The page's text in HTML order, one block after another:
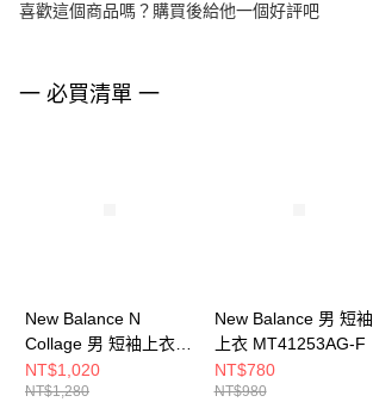
喜歡這個商品嗎？購買後給他一個好評吧
一 必買清單 一
New Balance N
Collage 男 短袖上衣
MT6161TQBK-F
NT$1,020
NT$1,280
New Balance 男 短袖
上衣 MT41253AG-F
NT$780
NT$980